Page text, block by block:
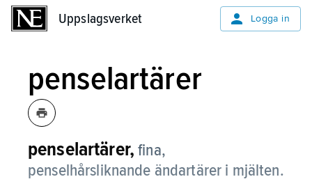
Uppslagsverket Logga in
penselartärer
penselartärer, fina,
penselhårsliknande ändartärer i mjälten.